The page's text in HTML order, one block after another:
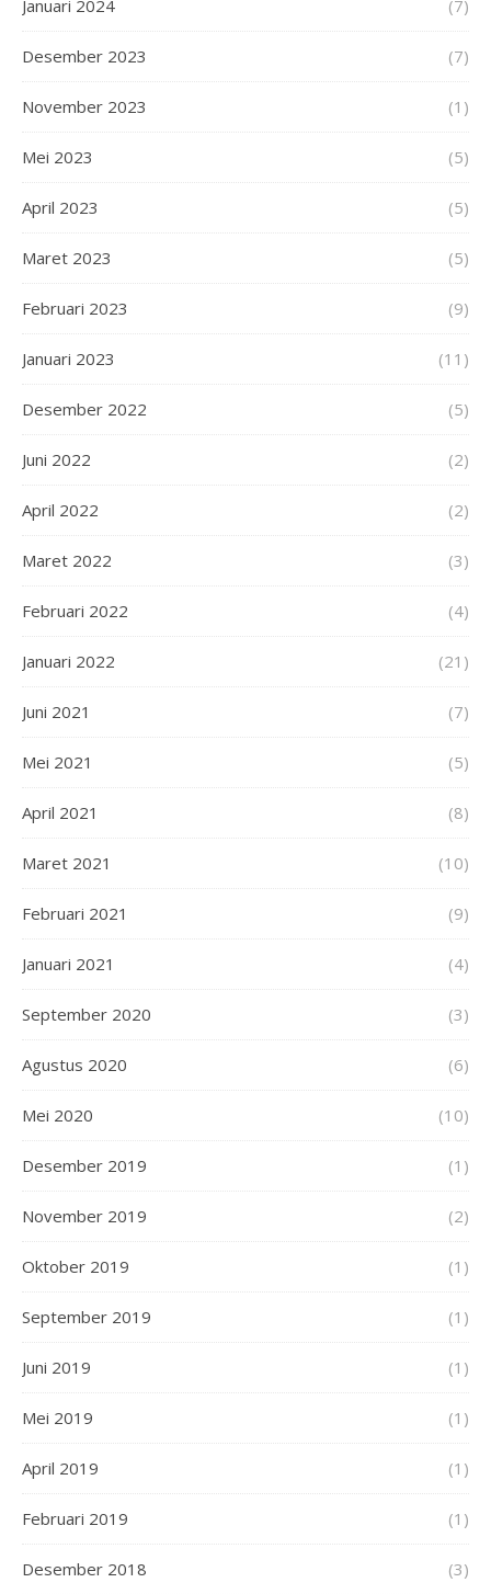
Januari 2024 (7)
Desember 2023 (7)
November 2023 (1)
Mei 2023 (5)
April 2023 (5)
Maret 2023 (5)
Februari 2023 (9)
Januari 2023 (11)
Desember 2022 (5)
Juni 2022 (2)
April 2022 (2)
Maret 2022 (3)
Februari 2022 (4)
Januari 2022 (21)
Juni 2021 (7)
Mei 2021 (5)
April 2021 (8)
Maret 2021 (10)
Februari 2021 (9)
Januari 2021 (4)
September 2020 (3)
Agustus 2020 (6)
Mei 2020 (10)
Desember 2019 (1)
November 2019 (2)
Oktober 2019 (1)
September 2019 (1)
Juni 2019 (1)
Mei 2019 (1)
April 2019 (1)
Februari 2019 (1)
Desember 2018 (3)